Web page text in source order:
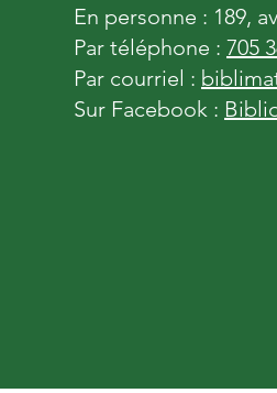
En personne : 189,
Par téléphone : 705
Par courriel :
Sur Facebook :